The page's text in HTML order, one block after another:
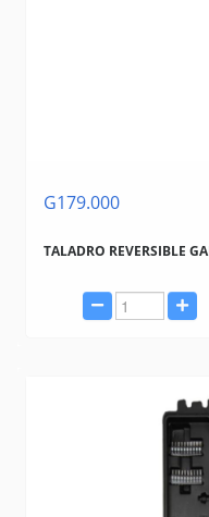
G179.000
TALADRO REVERSIBLE